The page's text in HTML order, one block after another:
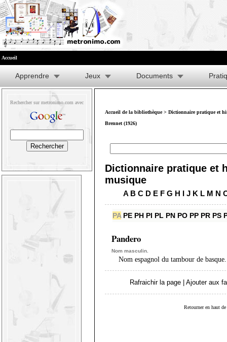
Accueil
Apprendre Jeux Documents
Rechercher sur metronimo.com avec
Accueil de la bibliothèque> Dictionnaire pratique et
Brennet (1926)
Dictionnaire pratique et
musique
A B C D E F G H I J K L M N
PA PE PH PI PL PN PO PP PR PS
Pandero
Nom masculin.
Nom espagnol du tambour de basque.
Rafraichir la page Ajouter aux
Retourner en haut de